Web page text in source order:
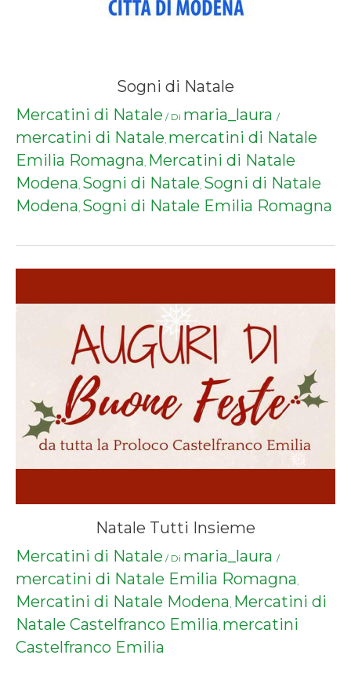
Sogni di Natale
Mercatini di Natale / Di maria_laura /
mercatini di Natale, mercatini di Natale
Emilia Romagna, Mercatini di Natale
Modena, Sogni di Natale, Sogni di Natale
Modena, Sogni di Natale Emilia Romagna
Natale Tutti Insieme
Mercatini di Natale / Di maria_laura /
mercatini di Natale Emilia Romagna
Mercatini di Natale Modena Mercatini di
Natale Castelfranco Emilia mercatini
Castelfranco Emilia